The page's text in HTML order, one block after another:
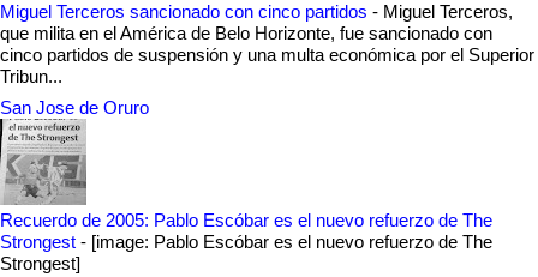
Miguel Terceros sancionado con cinco partidos - Miguel Terceros,
que milita en el América de Belo Horizonte, fue sancionado con
cinco partidos de suspensión y una multa económica por el Superior
Tribun...
San Jose de Oruro
Recuerdo de 2005: Pablo Escóbar es el nuevo refuerzo de The
Strongest - [image: Pablo Escóbar es el nuevo refuerzo de The
Strongest]